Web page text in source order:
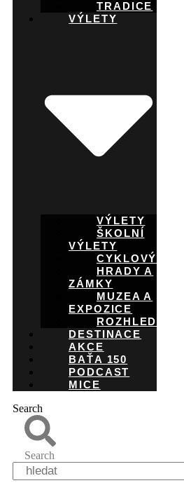
TRADICE
VÝLETY
VÝLETY
ŠKOLNÍ
VÝLETY
CYKLOVÝLETY
HRADY A
ZÁMKY
MUZEA A
EXPOZICE
ROZHLEDNY
DESTINACE
AKCE
BAŤA 150
PODCAST
MICE
Search
Search